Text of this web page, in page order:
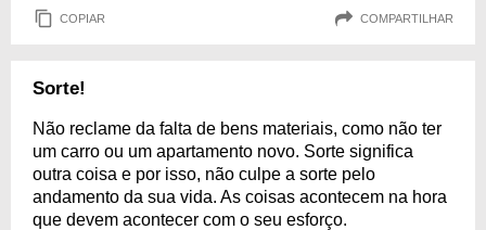
COPIAR COMPARTILHAR
Sorte!
Não reclame da falta de bens materiais, como não ter
um carro ou um apartamento novo. Sorte significa
outra coisa e por isso, não culpe a sorte pelo
andamento da sua vida. As coisas acontecem na hora
que devem acontecer com o seu esforço.